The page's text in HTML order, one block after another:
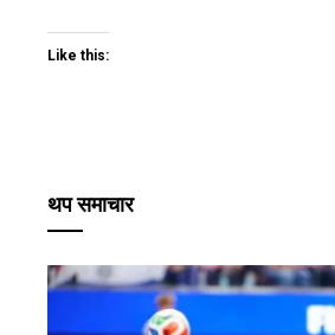
Like this:
थप समाचार